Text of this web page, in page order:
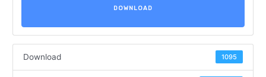
DOWNLOAD
Download 1095